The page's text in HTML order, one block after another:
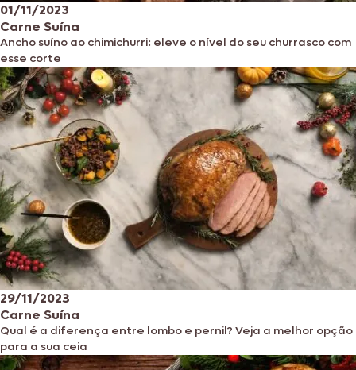
01/11/2023
Carne Suína
Ancho suíno ao chimichurri: eleve o nível do seu churrasco com
esse corte
29/11/2023
Carne Suína
Qual é a diferença entre lombo e pernil? Veja a melhor opção
para a sua ceia